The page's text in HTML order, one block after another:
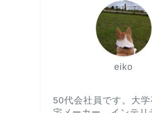
eiko
50代会社員です。大